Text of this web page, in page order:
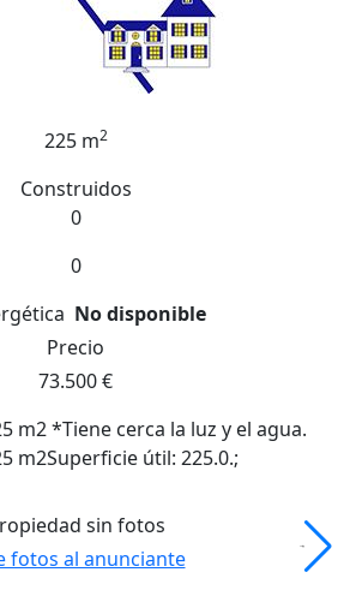
225 m2
Construidos
0
0
No disponible
Precio
73.500 €
m2 *Tiene cerca la luz y el agua.
m2Superficie útil: 225.0.;
sin fotos
fotos al anunciante